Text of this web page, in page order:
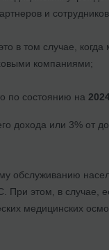
и
в том случае,
компаниями;
по состоянию на
дохода или 3% от
обслуживанию
этом, в случае,
медицинских